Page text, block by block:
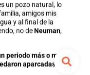
un pozo natural, lo
amigos mis
y al final de la
no de Neuman,
periodo más o menos
aparcadas?